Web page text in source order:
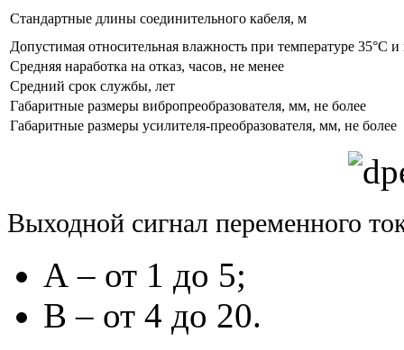
Стандартные длины соединительного кабеля, м
Допустимая относительная влажность при температуре 35°С и
Средняя наработка на отказ, часов, не менее
Средний срок службы, лет
Габаритные размеры вибропреобразователя, мм, не более
Габаритные размеры усилителя-преобразователя, мм, не более
Выходной сигнал переменного
А – от 1 до 5;
B – от 4 до 20.